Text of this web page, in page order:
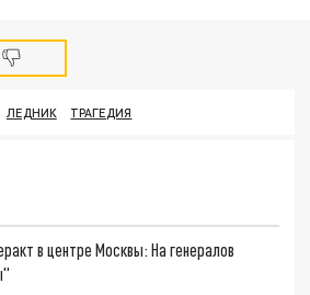
ЛЕДНИК ТРАГЕДИЯ
в центре Москвы: На генералов